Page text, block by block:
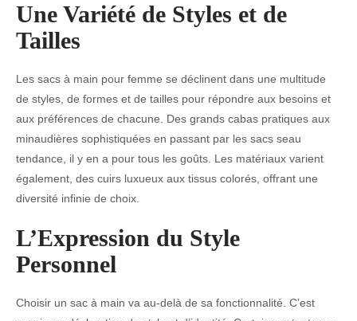
Une Variété de Styles et de
Tailles
Les sacs à main pour femme se déclinent dans une multitude
de styles, de formes et de tailles pour répondre aux besoins et
aux préférences de chacune. Des grands cabas pratiques aux
minaudières sophistiquées en passant par les sacs seau
tendance, il y en a pour tous les goûts. Les matériaux varient
également, des cuirs luxueux aux tissus colorés, offrant une
diversité infinie de choix.
L’Expression du Style
Personnel
Choisir un sac à main va au-delà de sa fonctionnalité. C’est